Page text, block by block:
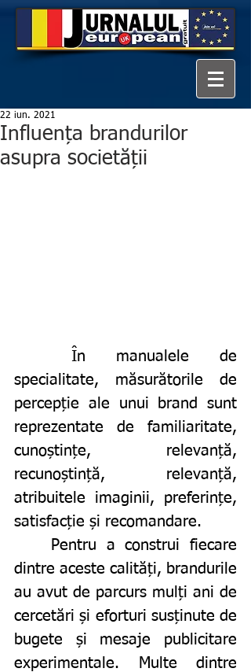
Influența brandurilor
asupra societății
22 iun. 2021
specialitate, măsurătorile de
percepție ale unui brand sunt
reprezentate de familiaritate,
cunoștințe, relevanță,
recunoștință, relevanță,
atribuitele imaginii, preferințe,
satisfacție și recomandare.
dintre aceste calități, brandurile
au avut de parcurs mulți ani de
cercetări și eforturi susținute de
bugete și mesaje publicitare
experimentale. Multe dintre